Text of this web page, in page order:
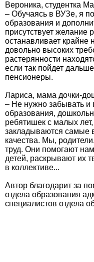
Вероника, студентка
– Обучаясь в ВУЗе, я
образования и
присутствует желание
останавливает крайне
довольно высоких
растерянности
если так пойдет
пенсионеры.
Лариса, мама дочки-
– Не нужно забывать и
образования,
ребятишек с малых лет,
закладываются самые
качества. Мы,
труд. Они помогают
детей, раскрывают их
в коллективе...
Автор благодарит за
отдела образования
специалистов отдела